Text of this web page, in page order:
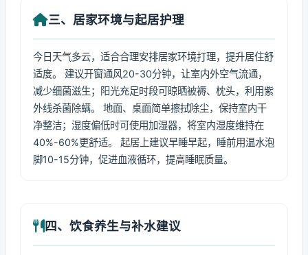
三、居家环境与起居护理
今日天气多云，适合合理安排居家环境打理，提升居住舒
适度。 建议开窗通风20-30分钟，让室内外空气流通，
减少细菌滋生；阳光充足时段可晾晒被褥、枕头，利用紫
外线杀菌除螨。 地面、桌面简单擦拭除尘，保持室内干
净整洁；湿度偏低时可使用加湿器，将室内湿度维持在
40%-60%更舒适。 起居上建议早睡早起，睡前用温水泡
脚10-15分钟，促进血液循环，提高睡眠质量。
四、饮食养生与补水建议